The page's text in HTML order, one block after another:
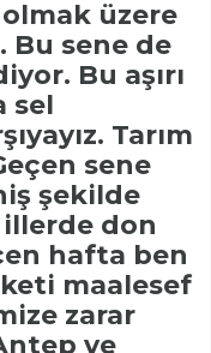
üzere
sene de
Bu aşırı
sel
Tarım
sene
şekilde
illerde don
hafta ben
maalesef
zarar
ve